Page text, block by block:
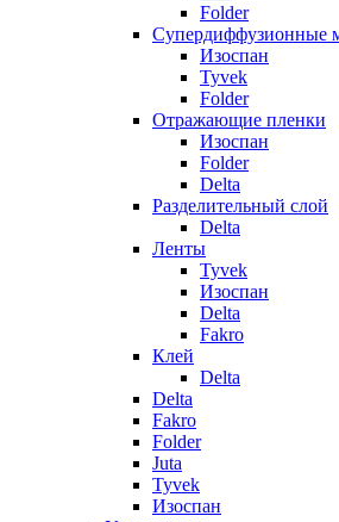
Folder
Супердиффузионные
Изоспан
Tyvek
Folder
Отражающие пленки
Изоспан
Folder
Delta
Разделительный слой
Delta
Ленты
Tyvek
Изоспан
Delta
Fakro
Клей
Delta
Delta
Fakro
Folder
Juta
Tyvek
Изоспан